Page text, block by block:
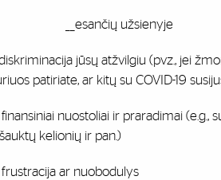
užsienyje
jūsų atžvilgiu (pvz., jei
patiriate, ar kitų su COVID-19
finansiniai nuostoliai ir praradimai
kelionių ir pan.)
frustracija ar nuobodulys